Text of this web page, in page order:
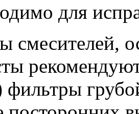
для
смесителей,
фильтры